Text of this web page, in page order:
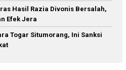
Hasil Razia Divonis Bersalah,
Efek Jera
Togar Situmorang, Ini Sanksi